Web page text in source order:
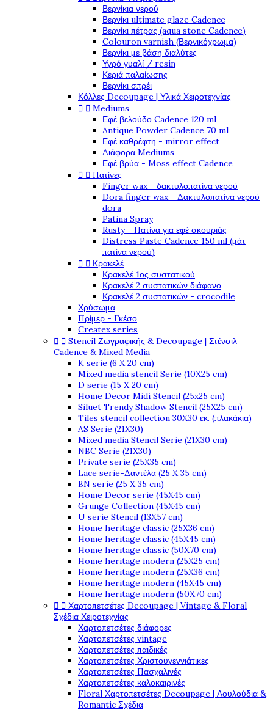
Βερνίκια νερού
Βερνίκι ultimate glaze Cadence
Βερνίκι πέτρας (aqua stone Cadence)
Colouron varnish (Βερνικόχρωμα)
Βερνίκι με βάση διαλύτες
Υγρό γυαλί / resin
Κεριά παλαίωσης
Βερνίκι σπρέι
Κόλλες Decoupage | Υλικά Χειροτεχνίας
  Mediums
Εφέ βελούδο Cadence 120 ml
Antique Powder Cadence 70 ml
Εφέ καθρέφτη - mirror effect
Διάφορα Mediums
Εφέ βρύα - Moss effect Cadence
  Πατίνες
Finger wax - δακτυλοπατίνα νερού
Dora finger wax - Δακτυλοπατίνα νερού
dora
Patina Spray
Rusty - Πατίνα για εφέ σκουριάς
Distress Paste Cadence 150 ml (μάτ
πατίνα νερού)
  Κρακελέ
Κρακελέ 1ος συστατικού
Κρακελέ 2 συστατικών διάφανο
Κρακελέ 2 συστατικών - crocodile
Χρύσωμα
Πρίμερ - Γκέσο
Createx series
  Stencil Ζωγραφικής & Decoupage | Στένσιλ
Cadence & Mixed Media
K serie (6 X 20 cm)
Mixed media stencil Serie (10X25 cm)
D serie (15 X 20 cm)
Home Decor Midi Stencil (25x25 cm)
Siluet Trendy Shadow Stencil (25X25 cm)
Tiles stencil collection 30X30 εκ. (πλακάκια)
AS Serie (21X30)
Mixed media Stencil Serie (21X30 cm)
NBC Serie (21X30)
Private serie (25X35 cm)
Lace serie-Δαντέλα (25 X 35 cm)
BN serie (25 X 35 cm)
Home Decor serie (45X45 cm)
Grunge Collection (45X45 cm)
U serie Stencil (13X57 cm)
Home heritage classic (25X36 cm)
Home heritage classic (45X45 cm)
Home heritage classic (50X70 cm)
Home heritage modern (25X25 cm)
Home heritage modern (25X36 cm)
Home heritage modern (45X45 cm)
Home heritage modern (50X70 cm)
  Χαρτοπετσέτες Decoupage | Vintage & Floral
Σχέδια Χειροτεχνίας
Χαρτοπετσέτες διάφορες
Χαρτοπετσέτες vintage
Χαρτοπετσέτες παιδικές
Χαρτοπετσέτες Χριστουγεννιάτικες
Χαρτοπετσέτες Πασχαλινές
Χαρτοπετσέτες καλοκαιρινές
Floral Χαρτοπετσέτες Decoupage | Λουλούδια &
Romantic Σχέδια